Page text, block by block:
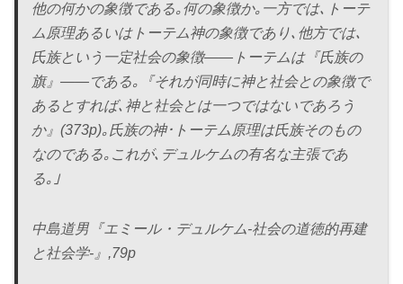
他の何かの象徴である｡何の象徴か｡一方では､トーテ
ム原理あるいはトーテム神の象徴であり､他方では､
氏族という一定社会の象徴――トーテムは『氏族の
旗』――である｡『それが同時に神と社会との象徴で
あるとすれば､神と社会とは一つではないであろう
か』(373p)｡氏族の神･トーテム原理は氏族そのもの
なのである｡これが､デュルケムの有名な主張であ
る｡｣
中島道男『エミール・デュルケム-社会の道徳的再建
と社会学-』,79p